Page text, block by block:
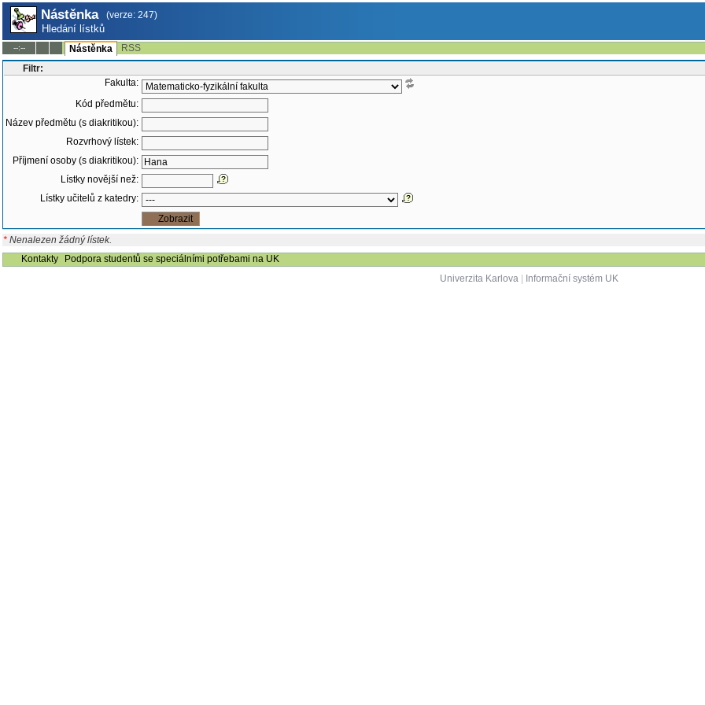
Nástěnka (verze: 247)
Hledání lístků
--:-- Nástěnka
RSS
Filtr:
Fakulta:
Kód předmětu:
Název předmětu (s diakritikou):
Rozvrhový lístek:
Příjmení osoby (s diakritikou):
Lístky novější než:
Lístky učitelů z katedry:
* Nenalezen žádný lístek.
Kontakty
Podpora studentů se speciálními potřebami na UK
Univerzita Karlova| Informační systém UK